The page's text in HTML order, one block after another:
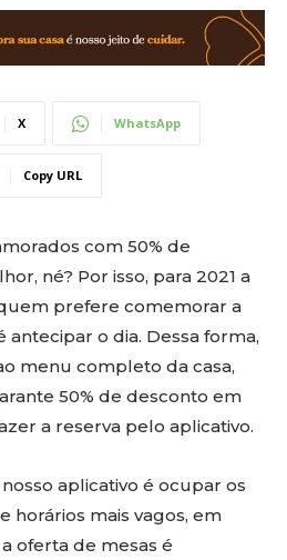
X WhatsApp
Copy URL
com 50% de
né? Por isso, para 2021 a
prefere comemorar a
o dia. Dessa forma,
menu completo da casa,
50% de desconto em
a reserva pelo aplicativo.
aplicativo é ocupar os
horários mais vagos, em
oferta de mesas é